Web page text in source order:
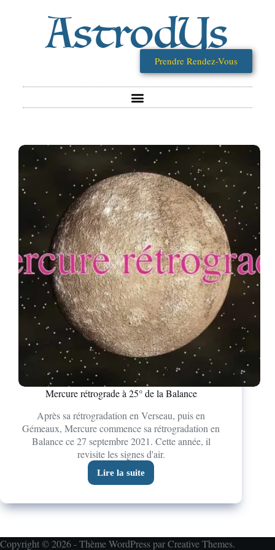
AstrodYs
Prendre Rendez-Vous
Mercure rétrograde à 25° de la Balance
Après sa rétrogradation en Verseau, puis en
Gémeaux, Mercure commence sa rétrogradation en
Balance ce 27 septembre 2021. Cette année, il
revisite les signes d'air.
Lire la suite
Copyright © 2026 - Thème WordPress parCreative Themes.